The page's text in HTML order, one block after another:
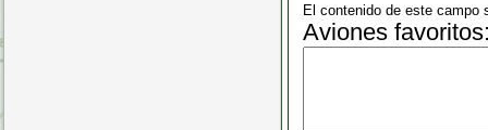
El contenido de este campo
Aviones